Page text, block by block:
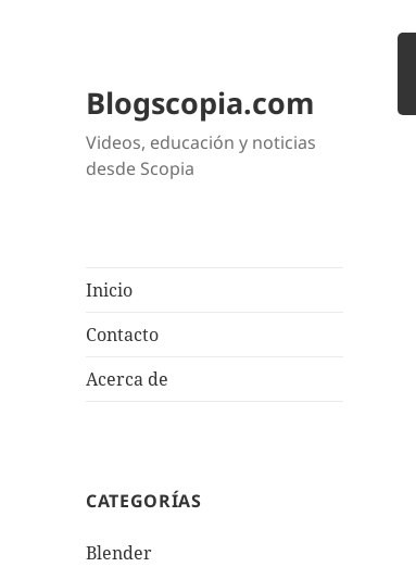
Blogscopia.com
Videos, educación y noticias
desde Scopia
Inicio
Contacto
Acerca de
CATEGORÍAS
Blender